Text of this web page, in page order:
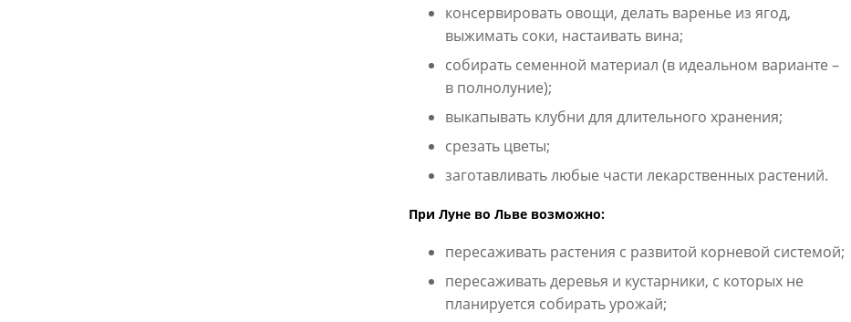
консервировать овощи, делать варенье из ягод,
выжимать соки, настаивать вина;
собирать семенной материал (в идеальном варианте –
в полнолуние);
выкапывать клубни для длительного хранения;
срезать цветы;
заготавливать любые части лекарственных растений.
При Луне во Льве возможно:
пересаживать растения с развитой корневой системой;
пересаживать деревья и кустарники, с которых не
планируется собирать урожай;